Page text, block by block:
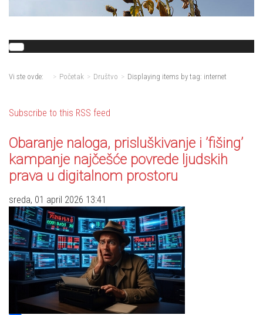
Vi ste ovde: Početak Društvo Displaying items by tag: internet
Subscribe to this RSS feed
Obaranje naloga, prisluškivanje i ’fišing’
kampanje najčešće povrede ljudskih
prava u digitalnom prostoru
sreda, 01 april 2026 13:41